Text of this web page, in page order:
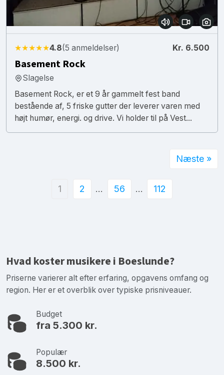
★★★★★4.8(5 anmeldelser) Kr. 6.500
Basement Rock
Slagelse
Basement Rock, er et 9 år gammelt fest band
bestående af, 5 friske gutter der leverer varen med
højt humør, energi. og drive. Vi holder til på Vest...
1 2 … 56 … 112
Næste »
Hvad koster musikere i Boeslunde?
Priserne varierer alt efter erfaring, opgavens omfang og
region. Her er et overblik over typiske prisniveauer.
Budget
fra 5.300 kr.
Populær
8.500 kr.